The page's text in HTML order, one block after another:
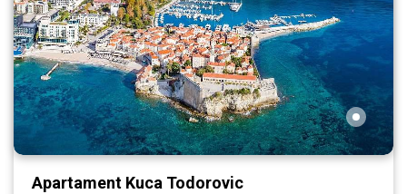
Apartament Kuca Todorovic